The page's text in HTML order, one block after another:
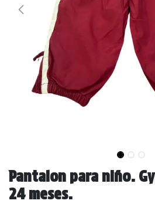
Pantalon para niño.
24 meses.